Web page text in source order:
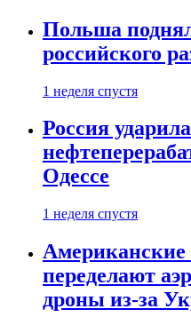
Польша
российского
1 неделя спустя
Россия
Одессе
1 неделя спустя
Американские
переделают
дроны из-за